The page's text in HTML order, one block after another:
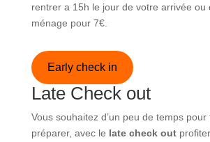
rentrer a 15h le jour de votre arrivée ou
ménage pour 7€.
Early check in
Late Check out
Vous souhaitez d’un peu de temps
préparer, avec le late check outprofiter